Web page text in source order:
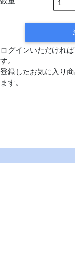
ログインいただけれ
す。
登録したお気に入り
ます。